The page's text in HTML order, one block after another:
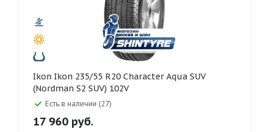
Ikon Ikon 235/55 R20 Character Aqua SUV
(Nordman S2 SUV) 102V
Есть в наличии (27)
17 960 руб.